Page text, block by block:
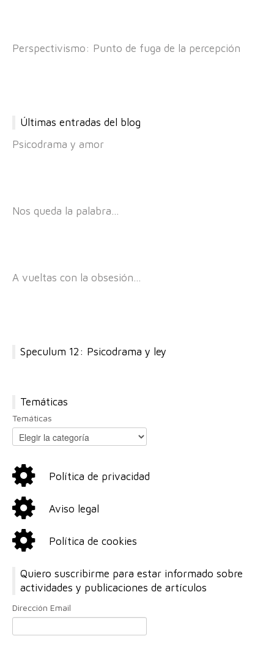
Perspectivismo: Punto de fuga de la percepción
Últimas entradas del blog
Psicodrama y amor
Nos queda la palabra…
A vueltas con la obsesión…
Speculum 12: Psicodrama y ley
Temáticas
Temáticas
Política de privacidad
Aviso legal
Política de cookies
Quiero suscribirme para estar informado sobre
actividades y publicaciones de artículos
Dirección Email